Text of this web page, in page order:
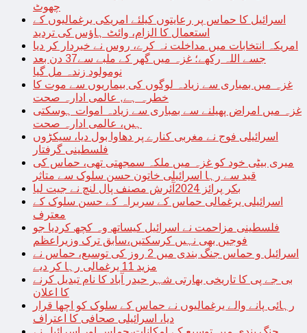
چھوٹ
اسرائیل کا حماس پر رعایتوں کیلئے امریکی یرغمالیوں کے
استعمال کا الزام، وائٹ ہاؤس کی تردید
امریکہ انتخابات میں مداخلت نہ کرے، روس نے خبردار کر دیا
جسے اللہ رکھے؛ غزہ میں گھر کے ملبے سے37 دن بعد
نومولود زندہ مل گیا
غزہ میں بمباری سے زیادہ لوگوں کی بیماریوں سے موت کا
خطرہ ہے, عالمی ادارہ صحت
غزہ میں امراض پھیلنے سے بمباری سے زیادہ اموات ہوسکتی
ہیں، عالمی ادارہ صحت
اسرائیلی فوج نے مغربی کنارے پر دھاوا بول دیا، سیکڑوں
فلسطینی گرفتار
میری بیٹی خود کو غزہ میں ملکہ سمجھتی تھی، حماس کی
قید سے رہا اسرائیلی خاتون حسن سلوک سے متاثر
بکر پرائز 2024آئرش مصنف پال لنچ نے جیت لیا
اسرائیلی یرغمالی حماس کے سربراہ کے حسن سلوک کے
معترف
فلسطینی مزاحمت نے اسرائیل کیساتھ وہ کچھ کردیا جو
فوجیں بھی نہیں کرسکتیں،سابق ترک وزیراعظم
اسرائیل و حماس جنگ بندی میں 2 روز کی توسیع، حماس نے
مزید 11 یرغمالی رہا کر دیے
بی جے پی کا تاریخی بھارتی شہر حیدر آباد کا نام تبدیل کرنے
کا اعلان
رہائی پانے والے یرغمالیوں نے حماس کے سلوک کو اچھا قرار
دیا، اسرائیلی صحافی کا اعتراف